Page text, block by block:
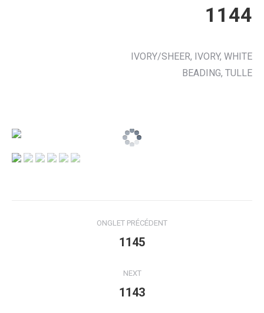
1144
IVORY/SHEER, IVORY, WHITE
BEADING, TULLE
commentaire
ONGLET PRÉCÉDENT
Onglet
1145
NEXT
Projets
1143